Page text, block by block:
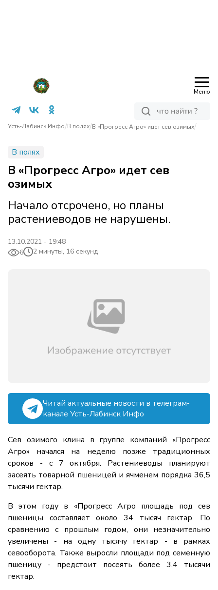
Меню
Усть-Лабинск Инфо/В полях/ В «Прогресс Агро» идет сев озимых/
В полях
В «Прогресс Агро» идет сев
озимых
Начало отсрочено, но планы
растениеводов не нарушены.
13.10.2021 - 19:48
6
2 минуты, 16 секунд
Читай актуальные новости в телеграм-
канале Усть-Лабинск Инфо
Сев озимого клина в группе компаний «Прогресс
Агро» начался на неделю позже традиционных
сроков - с 7 октября. Растениеводы планируют
засеять товарной пшеницей и ячменем порядка 36,5
тысячи гектар.
В этом году в «Прогресс Агро площадь под сев
пшеницы составляет около 34 тысяч гектар. По
сравнению с прошлым годом, они незначительно
увеличены - на одну тысячу гектар - в рамках
севооборота. Также выросли площади под семенную
пшеницу - предстоит посеять более 3,4 тысячи
гектар.